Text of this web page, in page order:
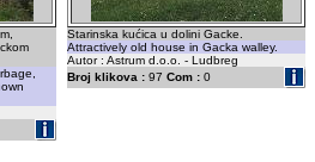
Starinska kućica u dolini Gacke.
Attractively old house in Gacka walley.
Autor : Astrum d.o.o. - Ludbreg
Broj klikova : 97 Com : 0